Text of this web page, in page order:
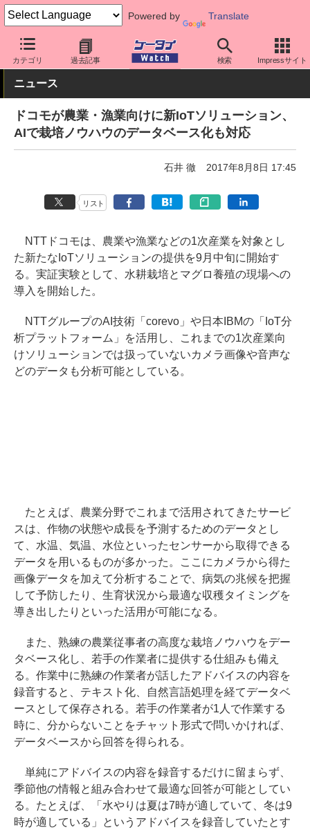
Powered by Translate
カテゴリ 過去記事 検索 Impressサイト
ケータイ Watch キャリア ドコモ アプリ・サービス
ニュース
ドコモが農業・漁業向けに新IoTソリューション、
AIで栽培ノウハウのデータベース化も対応
石井 徹 2017年8月8日 17:45
リスト
NTTドコモは、農業や漁業などの1次産業を対象とし
た新たなIoTソリューションの提供を9月中旬に開始す
る。実証実験として、水耕栽培とマグロ養殖の現場への
導入を開始した。
NTTグループのAI技術「corevo」や日本IBMの「IoT分
析プラットフォーム」を活用し、これまでの1次産業向
けソリューションでは扱っていないカメラ画像や音声な
どのデータも分析可能としている。
たとえば、農業分野でこれまで活用されてきたサービ
スは、作物の状態や成長を予測するためのデータとし
て、水温、気温、水位といったセンサーから取得できる
データを用いるものが多かった。ここにカメラから得た
画像データを加えて分析することで、病気の兆候を把握
して予防したり、生育状況から最適な収穫タイミングを
導き出したりといった活用が可能になる。
また、熟練の農業従事者の高度な栽培ノウハウをデー
タベース化し、若手の作業者に提供する仕組みも備え
る。作業中に熟練の作業者が話したアドバイスの内容を
録音すると、テキスト化、自然言語処理を経てデータベ
ースとして保存される。若手の作業者が1人で作業する
時に、分からないことをチャット形式で問いかければ、
データベースから回答を得られる。
単純にアドバイスの内容を録音するだけに留まらず、
季節他の情報と組み合わせて最適な回答が可能としてい
る。たとえば、「水やりは夏は7時が適していて、冬は9
時が適している」というアドバイスを録音していたとす